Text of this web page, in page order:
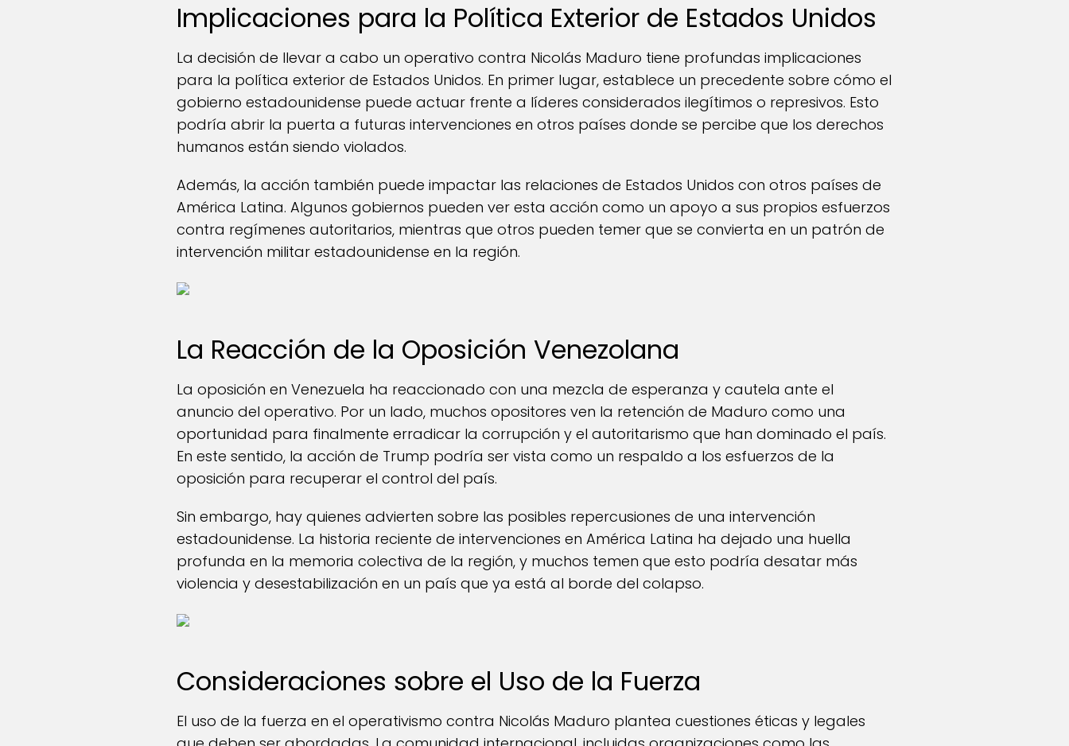
Implicaciones para la Política Exterior de Estados Unidos
La decisión de llevar a cabo un operativo contra Nicolás Maduro tiene profundas implicaciones
para la política exterior de Estados Unidos. En primer lugar, establece un precedente sobre cómo el
gobierno estadounidense puede actuar frente a líderes considerados ilegítimos o represivos. Esto
podría abrir la puerta a futuras intervenciones en otros países donde se percibe que los derechos
humanos están siendo violados.
Además, la acción también puede impactar las relaciones de Estados Unidos con otros países de
América Latina. Algunos gobiernos pueden ver esta acción como un apoyo a sus propios esfuerzos
contra regímenes autoritarios, mientras que otros pueden temer que se convierta en un patrón de
intervención militar estadounidense en la región.
La Reacción de la Oposición Venezolana
La oposición en Venezuela ha reaccionado con una mezcla de esperanza y cautela ante el
anuncio del operativo. Por un lado, muchos opositores ven la retención de Maduro como una
oportunidad para finalmente erradicar la corrupción y el autoritarismo que han dominado el país.
En este sentido, la acción de Trump podría ser vista como un respaldo a los esfuerzos de la
oposición para recuperar el control del país.
Sin embargo, hay quienes advierten sobre las posibles repercusiones de una intervención
estadounidense. La historia reciente de intervenciones en América Latina ha dejado una huella
profunda en la memoria colectiva de la región, y muchos temen que esto podría desatar más
violencia y desestabilización en un país que ya está al borde del colapso.
Consideraciones sobre el Uso de la Fuerza
El uso de la fuerza en el operativismo contra Nicolás Maduro plantea cuestiones éticas y legales